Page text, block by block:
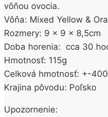
Orange
Fruit
115g
vôňou ovocia.
Vôňa: Mixed Yellow &
Rozmery: 9 x 9 x 8,5cm
Doba horenia: cca 30
Hmotnosť: 115g
Celková hmotnosť: +-400
Krajina pôvodu: Poľsko
Upozornenie: